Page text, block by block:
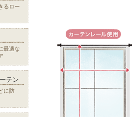
るロー
最適な
テン
に防